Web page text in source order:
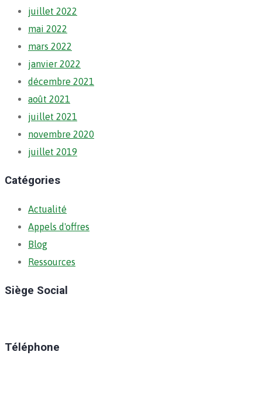
juillet 2022
mai 2022
mars 2022
janvier 2022
décembre 2021
août 2021
juillet 2021
novembre 2020
juillet 2019
Catégories
Actualité
Appels d'offres
Blog
Ressources
Siège Social
Téléphone